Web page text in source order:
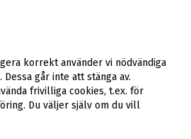
korrekt använder vi nödvändiga
går inte att stänga av.
frivilliga cookies, t.ex. för
Du väljer själv om du vill